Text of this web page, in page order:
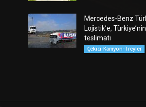
Mercedes-Benz
Lojistik’e,
teslimatı
Çekici-Kamyon-Treyler